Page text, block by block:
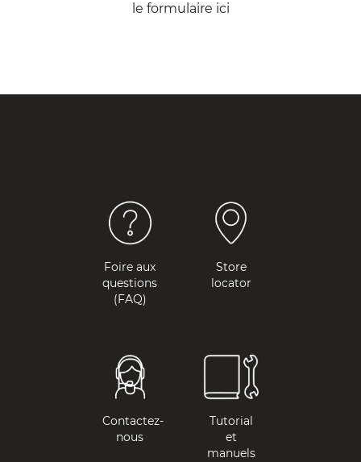
le formulaire ici
Foire aux
questions
(FAQ)
Store
locator
Contactez-
nous
Tutorial
et
manuels